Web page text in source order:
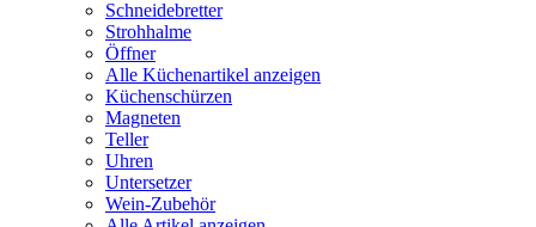
Schneidebretter
Strohhalme
Öffner
Alle Küchenartikel anzeigen
Küchenschürzen
Magneten
Teller
Uhren
Untersetzer
Wein-Zubehör